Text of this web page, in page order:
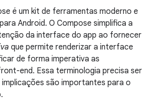
é um kit de ferramentas moderno e
Android. O Compose simplifica a
da interface do app ao fornecer
que permite renderizar a interface
de forma imperativa as
end. Essa terminologia precisa ser
implicações são importantes para o